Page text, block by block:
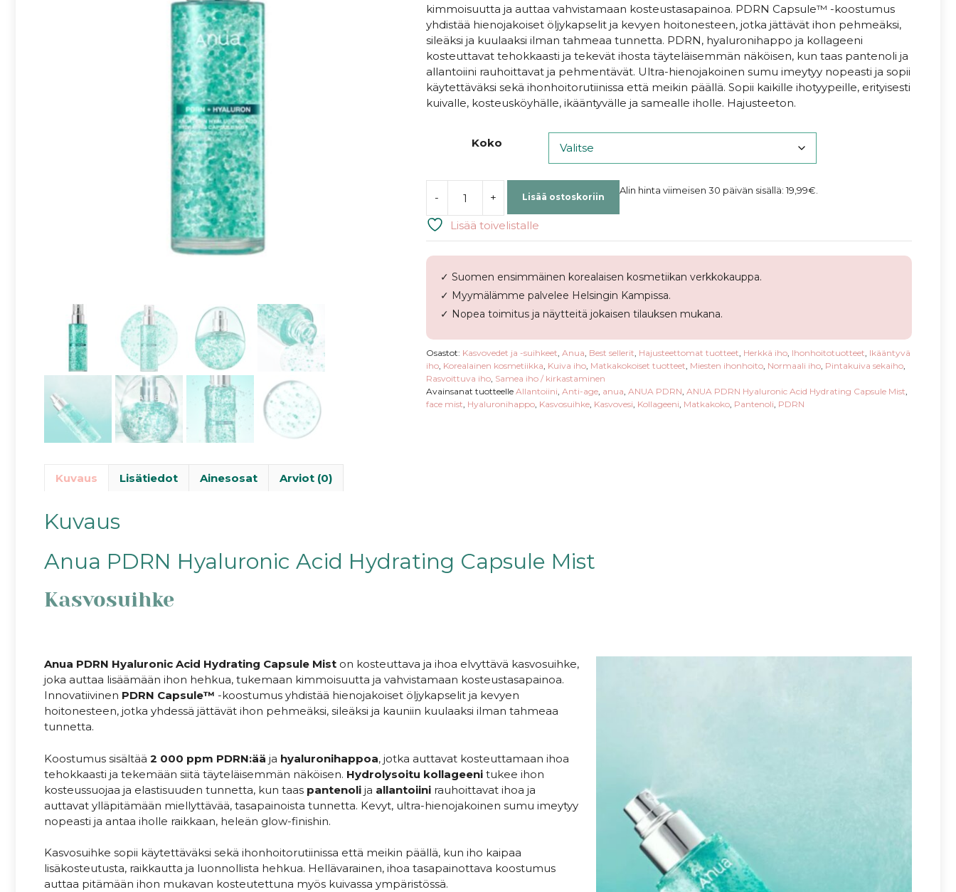
kimmoisuutta ja auttaa vahvistamaan kosteustasapainoa. PDRN Capsule™ -koostumus
yhdistää hienojakoiset öljykapselit ja kevyen hoitonesteen, jotka jättävät ihon pehmeäksi,
sileäksi ja kuulaaksi ilman tahmeaa tunnetta. PDRN, hyaluronihappo ja kollageeni
kosteuttavat tehokkaasti ja tekevät ihosta täyteläisemmän näköisen, kun taas pantenoli ja
allantoiini rauhoittavat ja pehmentävät. Ultra-hienojakoinen sumu imeytyy nopeasti ja sopii
käytettäväksi sekä ihonhoitorutiinissa että meikin päällä. Sopii kaikille ihotyypeille, erityisesti
kuivalle, kosteusköyhälle, ikääntyvälle ja samealle iholle. Hajusteeton.
Koko
-
|
PDRN
Hydrating
Capsule
Mist
+ Lisää ostoskoriin
Alin hinta viimeisen 30 päivän sisällä: 19,99€
Lisää toivelistalle
✓ Suomen ensimmäinen korealaisen kosmetiikan verkkokauppa.
✓ Myymälämme palvelee Helsingin Kampissa.
✓ Nopea toimitus ja näytteitä jokaisen tilauksen mukana.
Osastot: Kasvovedet ja -suihkeet, Anua, Best sellerit, Hajusteettomat tuotteet, Herkkä iho, Ihonhoitotuotteet, Ikääntyvä
iho, Korealainen kosmetiikka, Kuiva iho, Matkakokoiset tuotteet, Miesten ihonhoito, Normaali iho, Pintakuiva sekaiho,
Rasvoittuva iho, Samea iho / kirkastaminen
Avainsanat tuotteelle Allantoiini, Anti-age, anua, ANUA PDRN, ANUA PDRN Hyaluronic Acid Hydrating Capsule Mist,
face mist, Hyaluronihappo, Kasvosuihke, Kasvovesi, Kollageeni, Matkakoko, Pantenoli, PDRN
Kuvaus Lisätiedot Ainesosat Arviot (0)
Kuvaus
Anua PDRN Hyaluronic Acid Hydrating Capsule Mist
Kasvosuihke
Anua PDRN Hyaluronic Acid Hydrating Capsule Mist on kosteuttava ja ihoa elvyttävä kasvosuihke,
joka auttaa lisäämään ihon hehkua, tukemaan kimmoisuutta ja vahvistamaan kosteustasapainoa.
Innovatiivinen PDRN Capsule™ -koostumus yhdistää hienojakoiset öljykapselit ja kevyen
hoitonesteen, jotka yhdessä jättävät ihon pehmeäksi, sileäksi ja kauniin kuulaaksi ilman tahmeaa
tunnetta.
Koostumus sisältää 2 000 ppm PDRN:ää ja hyaluronihappoa, jotka auttavat kosteuttamaan ihoa
tehokkaasti ja tekemään siitä täyteläisemmän näköisen. Hydrolysoitu kollageeni tukee ihon
kosteussuojaa ja elastisuuden tunnetta, kun taas pantenoli ja allantoiini rauhoittavat ihoa ja
auttavat ylläpitämään miellyttävää, tasapainoista tunnetta. Kevyt, ultra-hienojakoinen sumu imeytyy
nopeasti ja antaa iholle raikkaan, heleän glow-finishin.
Kasvosuihke sopii käytettäväksi sekä ihonhoitorutiinissa että meikin päällä, kun iho kaipaa
lisäkosteutusta, raikkautta ja luonnollista hehkua. Hellävarainen, ihoa tasapainottava koostumus
auttaa pitämään ihon mukavan kosteutettuna myös kuivassa ympäristössä.